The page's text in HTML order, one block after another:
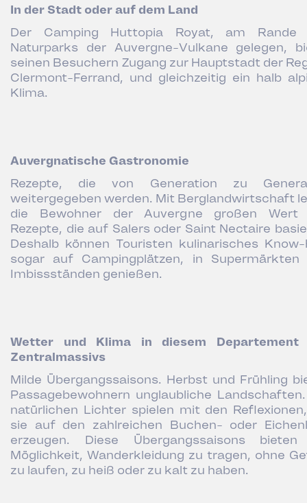
In der Stadt oder auf dem Land
Der Camping Huttopia Royat, am Rande
Naturparks der Auvergne-Vulkane gelegen,
seinen Besuchern Zugang zur Hauptstadt der
Clermont-Ferrand, und gleichzeitig ein halb
Klima.
Auvergnatische Gastronomie
Rezepte, die von Generation zu
weitergegeben werden. Mit Berglandwirtschaft
die Bewohner der Auvergne großen Wert
Rezepte, die auf Salers oder Saint Nectaire
Deshalb können Touristen kulinarisches
sogar auf Campingplätzen, in Supermärkten
Imbissständen genießen.
Wetter und Klima in diesem Departement
Zentralmassivs
Milde Übergangssaisons. Herbst und Frühling
Passagebewohnern unglaubliche
natürlichen Lichter spielen mit den
sie auf den zahlreichen Buchen- oder
erzeugen. Diese Übergangssaisons
Möglichkeit, Wanderkleidung zu tragen, ohne
zu laufen, zu heiß oder zu kalt zu haben.